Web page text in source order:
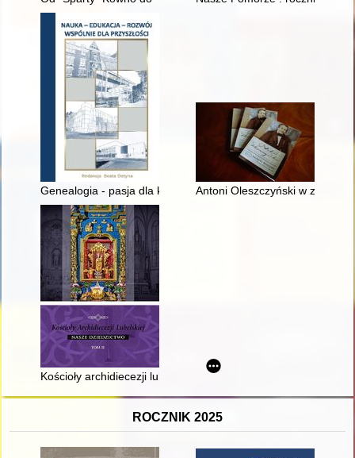
Genealogia - pasja dla każdegoAntoni Oleszczyński w
Kościoły archidiecezji lubelskiej : nasze dziedzictwo. T. 2
ROCZNIK 2025